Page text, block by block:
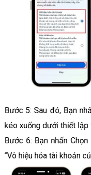
Bước 5: Sau đó, Bạn
kéo xuống dưới thiết lập
Bước 6: Bạn nhấn Chọn
“Vô hiệu hóa tài khoản